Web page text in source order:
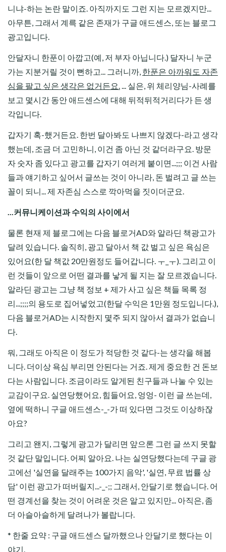
니냐-하는 논란 말이죠. 아직까지도 그런 지는 모르겠지만...
아무튼, 그래서 계륵 같은 존재가 구글 애드센스, 또는 블로그
광고입니다.
안달자니 한푼이 아깝고(예, 저 부자 아닙니다.) 달자니 누군
가는 지분거릴 것이 뻔하고... 그러니까, 한푼은 아까워도 자존
심을 팔고 싶은 생각은 없거든요.
... 실은, 위 체리양님-사례를
보고 몇시간 동안 애드센스에 대해 뒤적뒤적거리다가 든 생
각입니다.
갑자기 혹-했거든요. 한번 달아봐도 나쁘지 않겠다-라고 생각
했는데, 조금 더 고민하니, 이건 좀 아닌 것 같더라구요. 방문
자 숫자 좀 있다고 광고를 갑자기 여러게 붙이면...;;; 이건 사람
들과 얘기하고 싶어서 글쓰는 것이 아니라, 돈 벌려고 글 쓰는
꼴이 되니... 제 자존심 스스로 깍아먹을 짓이더군요.
...커뮤니케이션과 수익의 사이에서
물론 현재 제 블로그에는 다음 블로거AD와 알라딘 책광고가
달려 있습니다. 솔직히, 광고 달아서 책 값 벌고 싶은 욕심은
있어요(한 달 책값 20만원정도 들어갑니다. ㅜ_ㅜ). 그리고 이
런 것들이 앞으로 어떤 결과를 낳게 될 지는 잘 모르겠습니다.
알라딘 광고는 그냥 책 정보 + 제가 사고 싶은 책들 목록 정
리...;;;;의 용도로 집어넣었고(한달 수익은 1만원 정도입니다.),
다음 블로거AD는 시작한지 몇주 되지 않아서 결과가 없습니
다.
뭐, 그래도 아직은 이 정도가 적당한 것 같다-는 생각을 해봅
니다. 더이상 욕심 부리면 안된다는 거죠. 제게 중요한 건 돈보
다는 사람입니다. 조금이라도 알게된 친구들과 나눌 수 있는
교감이구요. 실연당했어요, 힘들어요, 엉엉- 이런 글 쓰는데,
옆에 떡하니 구글 애드센스-_-가 떠 있다면 그것도 이상하잖
아요?
그리고 왠지, 그렇게 광고가 달리면 앞으론 그런 글 쓰지 못할
것 같단 말입니다. 어찌 알아요. 나는 실연당했다는데 구글 광
고에선 '실연을 달래주는 100가지 음악', '실연, 무료 법률 상
담' 이런 광고가 떠버릴지...-_-;; 그래서, 안달기로 했습니다. 어
떤 경계선을 찾는 것이 어려운 것은 알고 있지만... 아직은, 좀
더 아슬아슬하게 달려나가 볼랍니다.
* 한줄 요약 : 구글 애드센스 달까했으나 안달기로 했다는 이
야기.